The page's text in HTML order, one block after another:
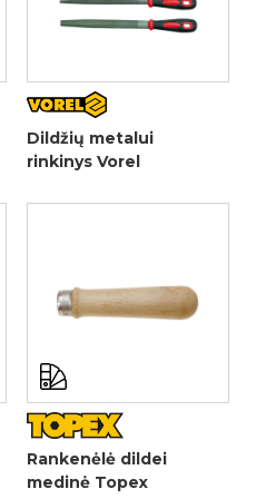
Dildžių metalui
rinkinys Vorel
Rankenėlė dildei
medinė Topex